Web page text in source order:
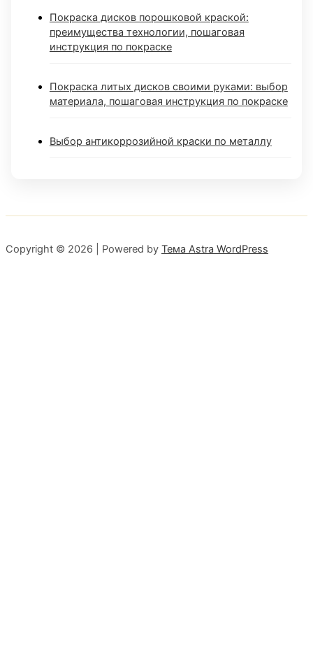
Покраска дисков порошковой краской:
преимущества технологии, пошаговая
инструкция по покраске
Покраска литых дисков своими руками: выбор
материала, пошаговая инструкция по покраске
Выбор антикоррозийной краски по металлу
Copyright © 2026 | Powered by Тема Astra WordPress